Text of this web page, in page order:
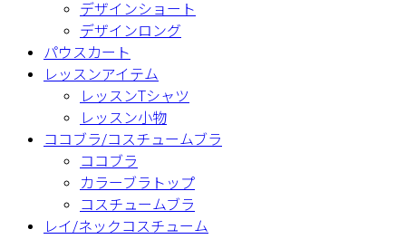
デザインショート
デザインロング
パウスカート
レッスンアイテム
レッスンTシャツ
レッスン小物
ココブラ/コスチュームブラ
ココブラ
カラーブラトップ
コスチュームブラ
レイ/ネックコスチューム